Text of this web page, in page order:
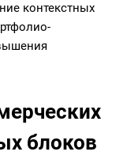
контекстных
блоков